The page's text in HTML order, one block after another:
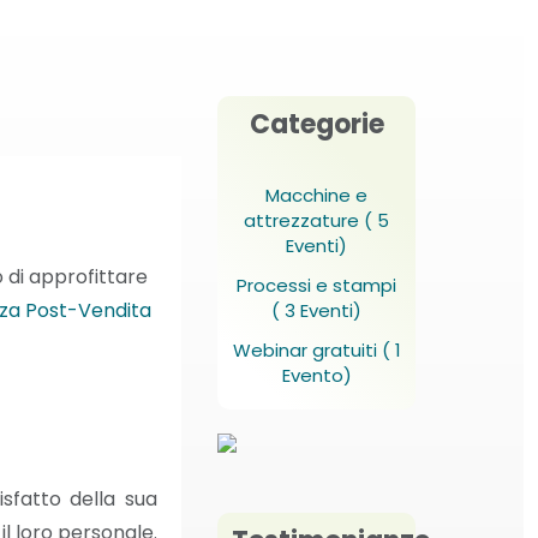
di approfittare
Post-Vendita
della sua
Categorie
Macchine e
attrezzature ( 5
Eventi)
Processi e stampi
( 3 Eventi)
Webinar gratuiti ( 1
Evento)